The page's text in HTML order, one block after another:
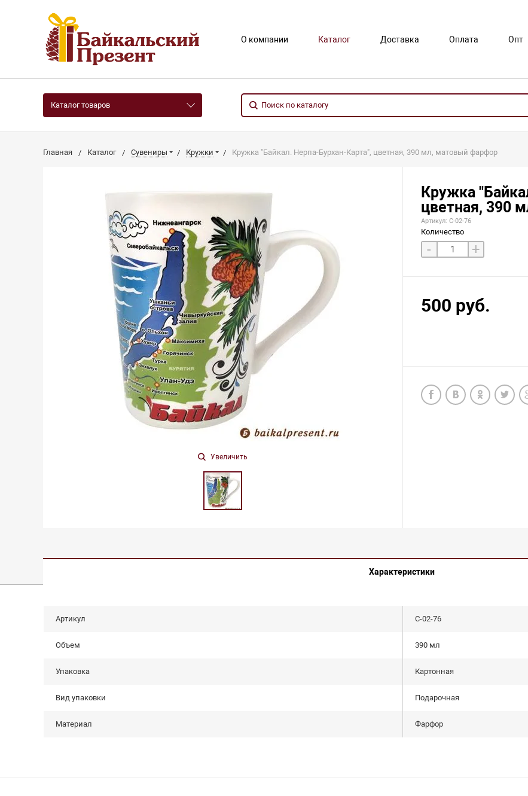
О компании Каталог Доставка Оплата Опт
Каталог товаров
Главная Каталог Сувениры Кружки Кружка "Байкал. Нерпа-Бурхан-Карта", цветная, 390 мл, матовый фарфор
Увеличить
Кружка
цветная, 390
Артикул: С-02-76
Количество
- +
500 руб.
Характеристики
Артикул С-02-76
Объем 390 мл
Упаковка Картонная
Вид упаковки Подарочная
Материал Фарфор